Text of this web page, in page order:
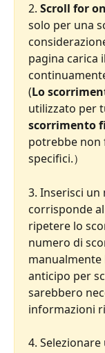
2. Scroll for
solo per una
pagina carica
(Lo
utilizzato per
scorrimento
potrebbe non
specifici.）
3. Inserisci
corrisponde
ripetere lo
numero di
manualmente
anticipo per
sarebbero
informazioni
4.